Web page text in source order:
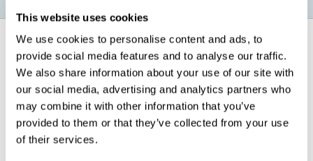
This website uses cookies
We use cookies to personalise content and ads, to
provide social media features and to analyse our traffic.
We also share information about your use of our site with
our social media, advertising and analytics partners who
may combine it with other information that you’ve
provided to them or that they’ve collected from your use
of their services.
¿Cómo fortalece la función cognitiva?
El entrenamiento para las funciones ejecutivas deCogniFit pondrá a
prueba nuestras capacidades cognitivas a través de sencillas
actividades online. Para completar exitosamente estas tareas,
tendremos que realizar unesfuerzo creciente relacionado con
Las áreas de nuestro cerebro implicadas en las funciones ejecutivas
van a ser estimuladas como consecuencia del programa de